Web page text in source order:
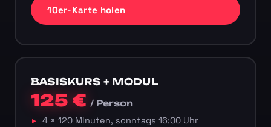
10er-Karte holen
BASISKURS + MODUL
125 €/ Person
4 × 120 Minuten, sonntags 16:00 Uhr